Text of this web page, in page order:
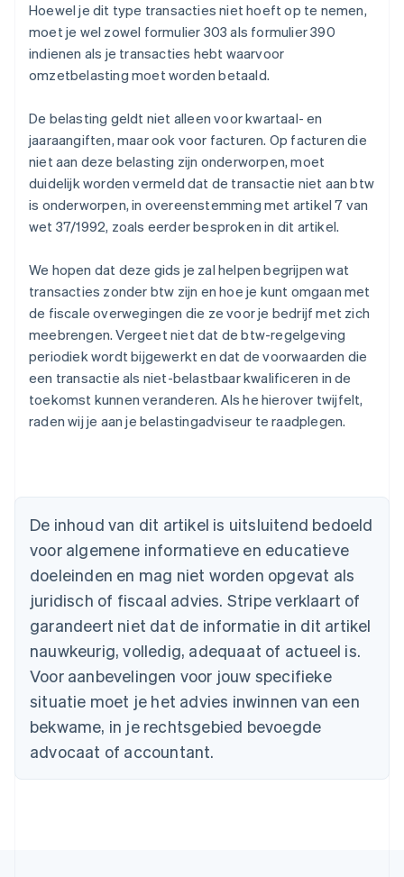
Hoewel je dit type transacties niet hoeft op te nemen,
moet je wel zowel formulier 303 als formulier 390
indienen als je transacties hebt waarvoor
omzetbelasting moet worden betaald.
De belasting geldt niet alleen voor kwartaal- en
jaaraangiften, maar ook voor facturen. Op facturen die
niet aan deze belasting zijn onderworpen, moet
duidelijk worden vermeld dat de transactie niet aan btw
is onderworpen, in overeenstemming met artikel 7 van
wet 37/1992, zoals eerder besproken in dit artikel.
We hopen dat deze gids je zal helpen begrijpen wat
transacties zonder btw zijn en hoe je kunt omgaan met
de fiscale overwegingen die ze voor je bedrijf met zich
meebrengen. Vergeet niet dat de btw-regelgeving
periodiek wordt bijgewerkt en dat de voorwaarden die
een transactie als niet-belastbaar kwalificeren in de
toekomst kunnen veranderen. Als he hierover twijfelt,
raden wij je aan je belastingadviseur te raadplegen.
De inhoud van dit artikel is uitsluitend bedoeld
voor algemene informatieve en educatieve
doeleinden en mag niet worden opgevat als
juridisch of fiscaal advies. Stripe verklaart of
garandeert niet dat de informatie in dit artikel
nauwkeurig, volledig, adequaat of actueel is.
Voor aanbevelingen voor jouw specifieke
situatie moet je het advies inwinnen van een
bekwame, in je rechtsgebied bevoegde
advocaat of accountant.
English
Nederlands FrançaisDeutschEnglish
Brazilië
Português
Bulgarije
English
Canada
Cyprus
English
Denemarken
English
Duitsland
DeutschEnglish
English